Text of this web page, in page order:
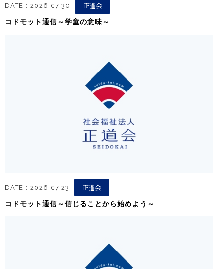
DATE : 2026.07.30 正道会
コドモット通信～学童の意味～
DATE : 2026.07.23 正道会
コドモット通信～信じることから始めよう～